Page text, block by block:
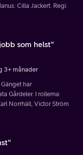
Cilla Jackert. Regi:
som helst"
3+ månader
har
Gårdeler. I rollerna:
Norrhäll, Victor Ström